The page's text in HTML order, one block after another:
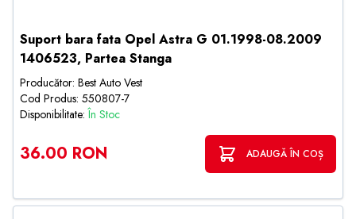
Suport bara fata Opel Astra G 01.1998-08.2009
1406523, Partea Stanga
Producător: Best Auto Vest
Cod Produs: 550807-7
Disponibilitate:În Stoc
36.00 RON ADAUGĂ ÎN COȘ